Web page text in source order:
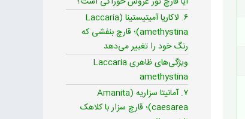
۶. لاکاریا آمیتیستینا (Laccaria
amethystina)؛ قارچ بنفشی که
رنگ خود را تغییر می‌دهد
ویژگی‌های ظاهری Laccaria
amethystina
۷. آمانیتا سزاریه (Amanita
caesarea)؛ قارچ سزار با کلاهک